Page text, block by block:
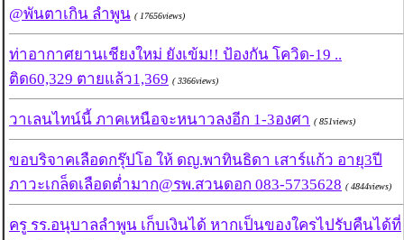
@พันตาเกิน ลำพูน ( 17656views)
ท่าอากาศยานเชียงใหม่ ยังเข้ม!! ป้องกัน โควิด-19 ..
ติด60,329 ตายแล้ว1,369 ( 3366views)
วาเลนไทน์นี้ ภาคเหนือจะหนาวลงอีก 1-3องศา ( 851views)
ขอบริจาคเลือดกรุ๊ปโอ ให้ ดญ.พาทินธิดา เสาร์แก้ว อายุ3ปี
ภาวะเกล็ดเลือดต่ำมาก@รพ.สวนดอก 083-5735628 ( 4844views)
ครู รร.อนุบาลลำพูน เก็บเงินได้ หากเป็นของใครไปรับคืนได้ที่